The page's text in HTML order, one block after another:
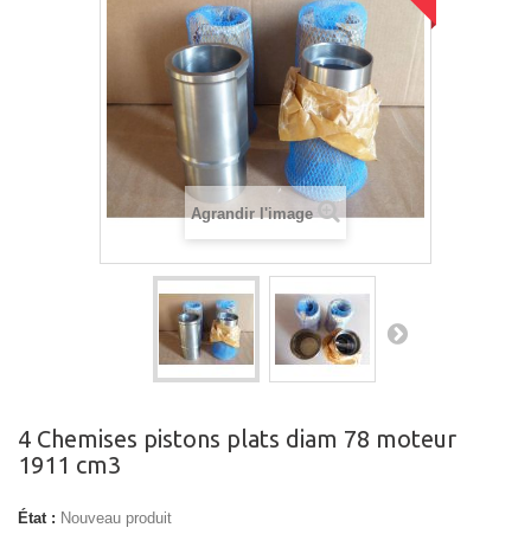
Agrandir l'image
4 Chemises pistons plats diam 78 moteur
1911 cm3
État : Nouveau produit